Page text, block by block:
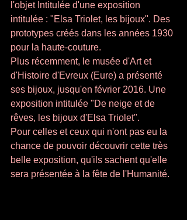
l'objet Intitulée d'une exposition
intitulée : "Elsa Triolet, les bijoux". Des
prototypes créés dans les années 1930
pour la haute-couture.
Plus récemment, le musée d'Art et
d'Histoire d'Evreux (Eure) a présenté
ses bijoux, jusqu'en février 2016. Une
exposition intitulée "De neige et de
rêves, les bijoux d'Elsa Triolet".
Pour celles et ceux qui n'ont pas eu la
chance de pouvoir découvrir cette très
belle exposition, qu'ils sachent qu'elle
sera présentée à la fête de l'Humanité.